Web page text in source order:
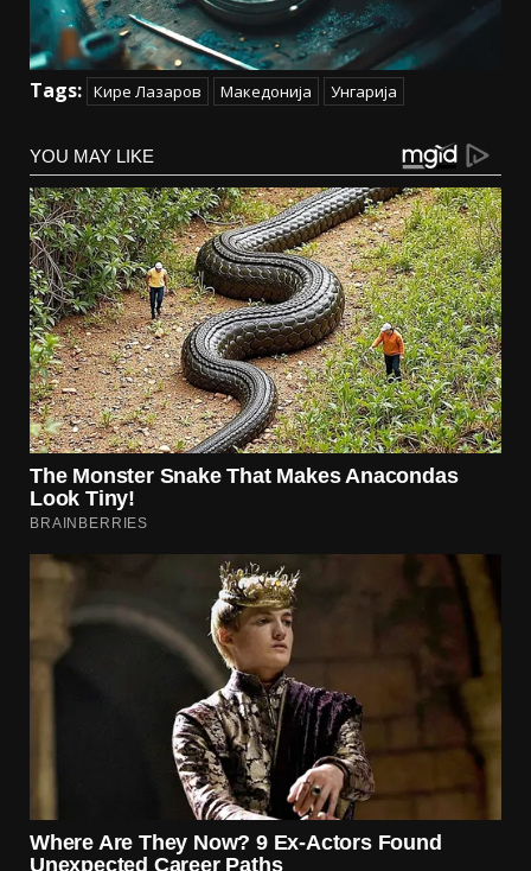
Tags: Кире Лазаров Македонија Унгарија